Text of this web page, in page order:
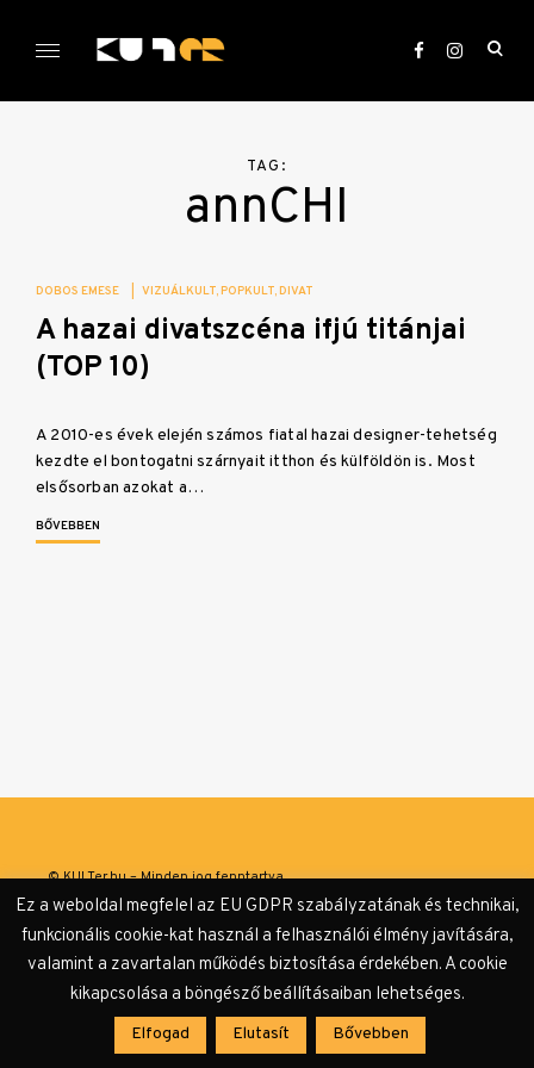
KULTer.hu
TAG:
annCHI
DOBOS EMESE VIZUÁLKULT POPKULT DIVAT
A hazai divatszcéna ifjú titánjai
(TOP 10)
A 2010-es évek elején számos fiatal hazai designer-tehetség
kezdte el bontogatni szárnyait itthon és külföldön is. Most
elsősorban azokat a…
BŐVEBBEN
© KULTer.hu – Minden jog fenntartva
Adatvédelmi tájékoztató
Ez a weboldal megfelel az EU GDPR szabályzatának és technikai,
funkcionális cookie-kat használ a felhasználói élmény javítására,
valamint a zavartalan működés biztosítása érdekében. A cookie
kikapcsolása a böngésző beállításaiban lehetséges.
Elfogad Elutasít Bővebben